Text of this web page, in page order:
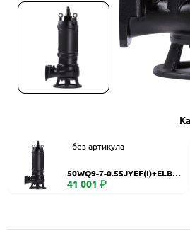
без артикула
50WQ9-7-0.55JYEF(I)+ELB50
WQ
41 001 ₽